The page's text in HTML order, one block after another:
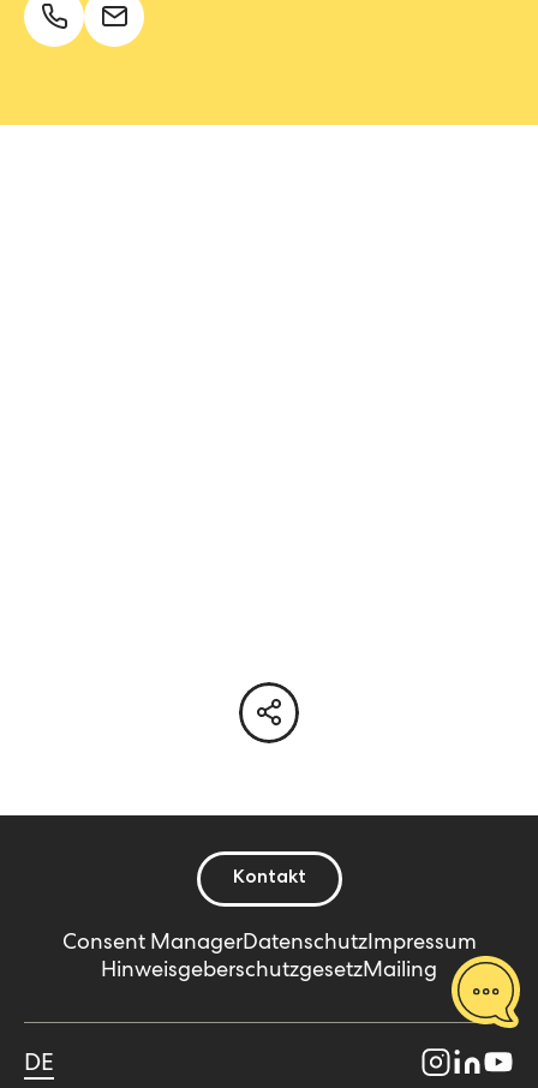
Consent ManagerDatenschutzImpressum
HinweisgeberschutzgesetzMailing
Kontakt
DE